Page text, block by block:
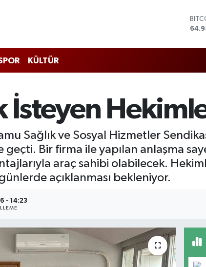
KÜLTÜR
İsteyen
Sağlık ve Sosyal Hizmetler
Bir firma ile yapılan anlaşma
araç sahibi olabilecek.
açıklanması bekleniyor.
- 14:23